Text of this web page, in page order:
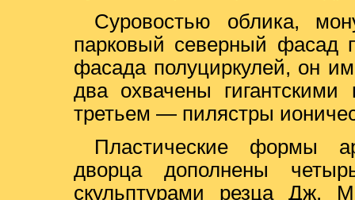
Суровостью облика,
парковый северный фасад
фасада полуциркулей, он
два охвачены гигантскими
третьем — пилястры
Пластические формы
дворца дополнены
скульптурами резца Дж.